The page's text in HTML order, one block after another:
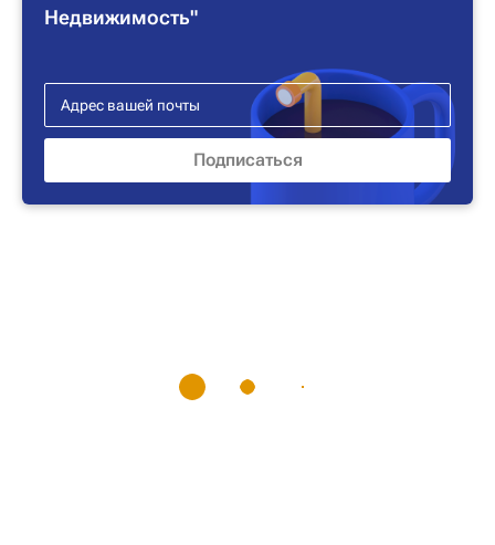
Недвижимость"